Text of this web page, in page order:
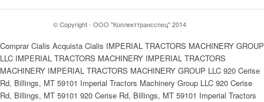
© Copyright - ООО "Коплекттрансспец" 2014
Comprar Cialis Acquista Cialis IMPERIAL TRACTORS MACHINERY GROUP
LLC IMPERIAL TRACTORS MACHINERY IMPERIAL TRACTORS
MACHINERY IMPERIAL TRACTORS MACHINERY GROUP LLC 920 Cerise
Rd, Billings, MT 59101 Imperial Tractors Machinery Group LLC 920 Cerise
Rd, Billings, MT 59101 920 Cerise Rd, Billings, MT 59101 Imperial Tractors